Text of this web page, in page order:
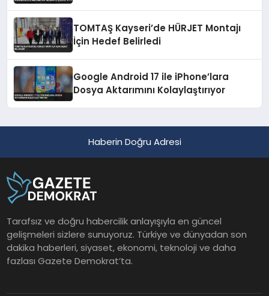
TOMTAŞ Kayseri’de HÜRJET Montajı
İçin Hedef Belirledi
Google Android 17 ile iPhone’lara
Dosya Aktarımını Kolaylaştırıyor
Haberin Doğru Adresi
Tarafsız ve doğru habercilik anlayışıyla en güncel
gelişmeleri sizlere sunuyoruz. Türkiye ve dünyadan son
dakika haberleri, siyaset, ekonomi, teknoloji ve daha
fazlası Gazete Demokrat’ta.